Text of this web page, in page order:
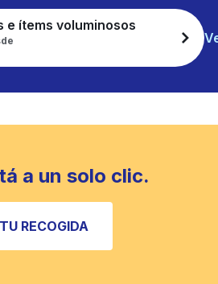
e ítems voluminosos
a un solo clic.
RECOGIDA